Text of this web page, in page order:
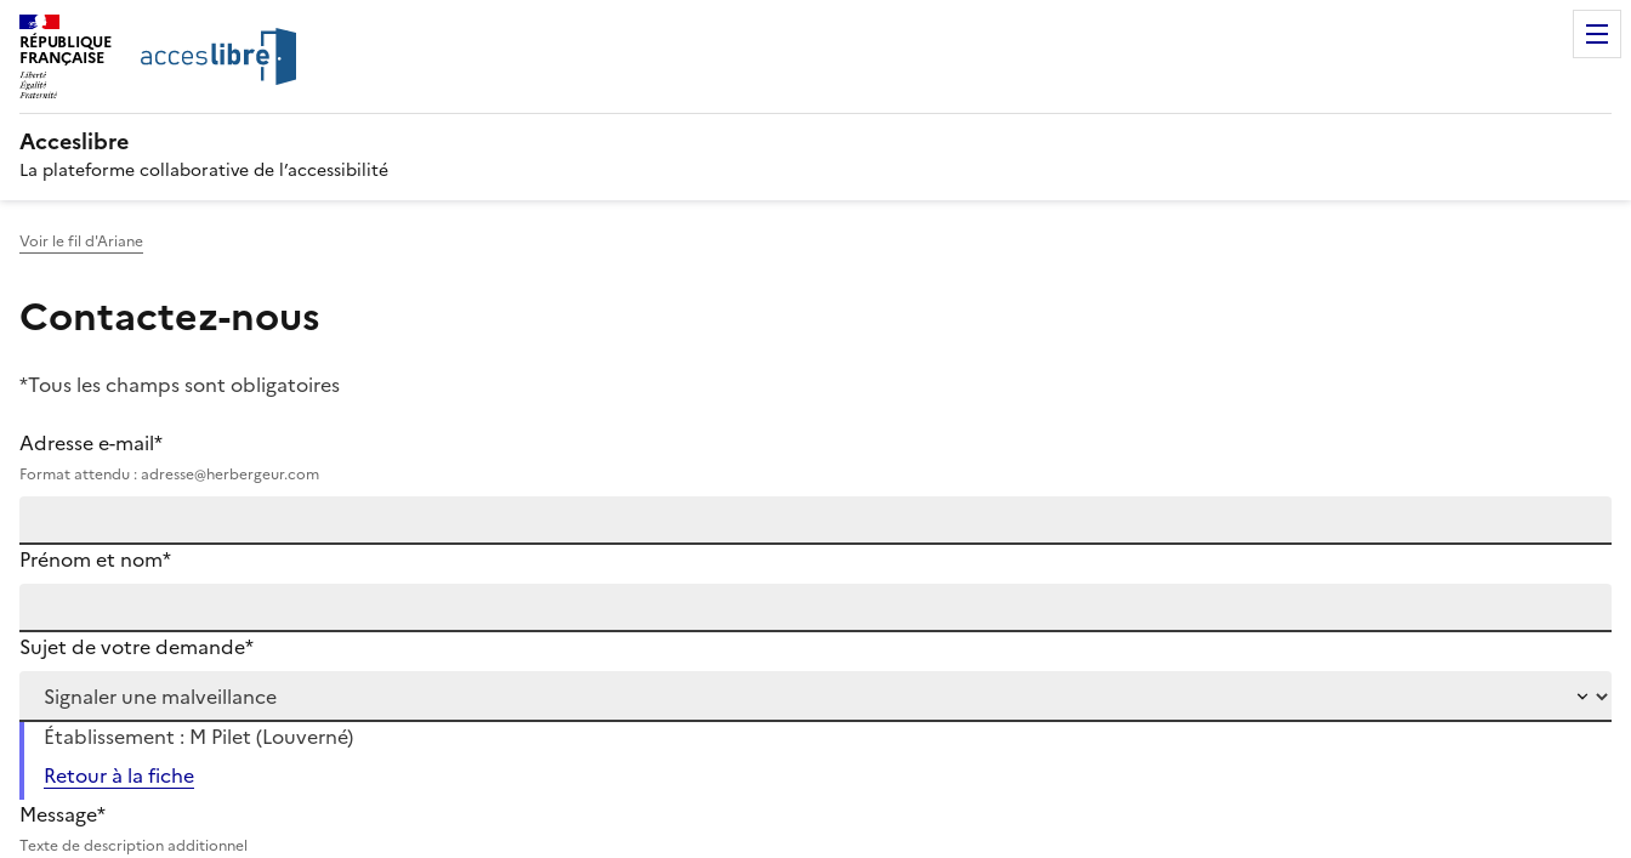
RÉPUBLIQUE
FRANÇAISE
Acceslibre
La plateforme collaborative de l’accessibilité
Voir le fil d'Ariane
Contactez-nous
*Tous les champs sont obligatoires
Adresse e-mail*
Format attendu : adresse@herbergeur.com
Prénom et nom*
Sujet de votre demande*
Établissement : M Pilet (Louverné)
Retour à la fiche
Message*
Texte de description additionnel